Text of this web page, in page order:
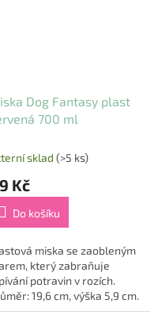
Dog Fantasy plast
700 ml
sklad (>5 ks)
Kč
Do košíku
miska se zaobleným
který zabraňuje
potravin v rozích.
19,6 cm, výška 5,9 cm.